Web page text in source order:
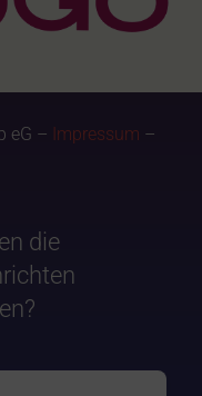
eG – Impressum –
die